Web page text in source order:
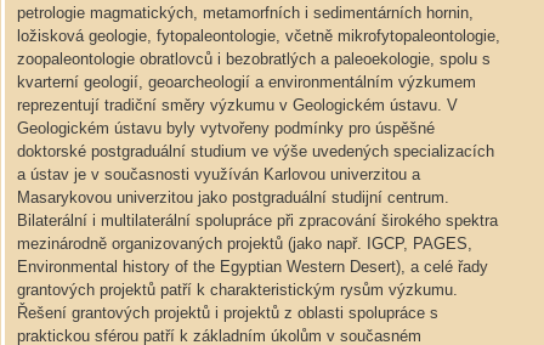
petrologie magmatických, metamorfních i sedimentárních hornin,
ložisková geologie, fytopaleontologie, včetně mikrofytopaleontologie,
zoopaleontologie obratlovců i bezobratlých a paleoekologie, spolu s
kvarterní geologií, geoarcheologií a environmentálním výzkumem
reprezentují tradiční směry výzkumu v Geologickém ústavu. V
Geologickém ústavu byly vytvořeny podmínky pro úspěšné
doktorské postgraduální studium ve výše uvedených specializacích
a ústav je v současnosti využíván Karlovou univerzitou a
Masarykovou univerzitou jako postgraduální studijní centrum.
Bilaterální i multilaterální spolupráce při zpracování širokého spektra
mezinárodně organizovaných projektů (jako např. IGCP, PAGES,
Environmental history of the Egyptian Western Desert), a celé řady
grantových projektů patří k charakteristickým rysům výzkumu.
Řešení grantových projektů i projektů z oblasti spolupráce s
praktickou sférou patří k základním úkolům v současném